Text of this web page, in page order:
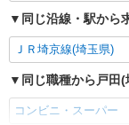
同じ沿線・駅から
ＪＲ埼京線(埼玉県)
同じ職種から戸田
コンビニ・スーパー